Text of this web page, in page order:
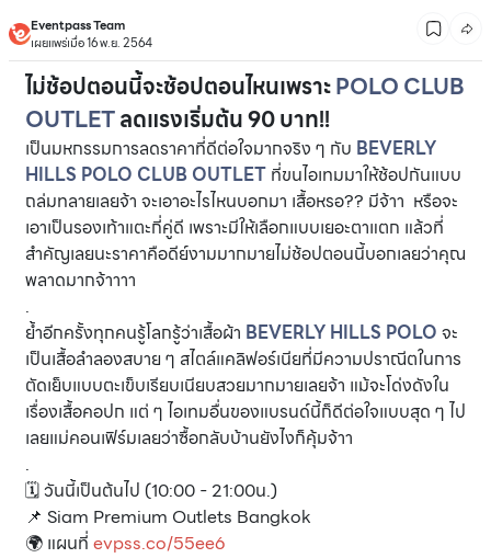
Eventpass Team
เผยแพร่เมื่อ 16 พ.ย. 2564
ไม่ช้อปตอนนี้จะช้อปตอนไหนเพราะPOLO CLUB
OUTLETลดแรงเริ่มต้น 90 บาท!!
เป็นมหกรรมการลดราคาที่ดีต่อใจมากจริง ๆ กับ BEVERLY
HILLS POLO CLUB OUTLET ที่ขนไอเทมมาให้ช้อปกันแบบ
ถล่มทลายเลยจ้า จะเอาอะไรไหนบอกมา เสื้อหรอ?? มีจ้าา หรือจะ
เอาเป็นรองเท้าแตะกี่คู่ดี เพราะมีให้เลือกแบบเยอะตาแตก แล้วที่
สำคัญเลยนะราคาคือดีย์งามมากมายไม่ช้อปตอนนี้บอกเลยว่าคุณ
พลาดมากจ้าาาา
.
ย้ำอีกครั้งทุกคนรู้โลกรู้ว่าเสื้อผ้า BEVERLY HILLS POLO จะ
เป็นเสื้อลำลองสบาย ๆ สไตล์แคลิฟอร์เนียที่มีความปราณีตในการ
ตัดเย็บแบบตะเข็บเรียบเนียบสวยมากมายเลยจ้า แม้จะโด่งดังใน
เรื่องเสื้อคอปก แต่ ๆ ไอเทมอื่นของแบรนด์นี้ก็ดีต่อใจแบบสุด ๆ ไป
เลยแม่คอนเฟิร์มเลยว่าซื้อกลับบ้านยังไงก็คุ้มจ้าา
.
🗓 วันนี้เป็นต้นไป (10:00 - 21:00น.)
📌 Siam Premium Outlets Bangkok
🌍 แผนที่ evpss.co/55ee6